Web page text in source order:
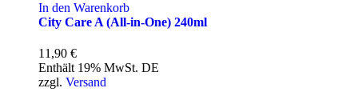
In den Warenkorb
City Care A (All-in-One) 240ml
11,90 €
Enthält 19% MwSt. DE
zzgl. Versand